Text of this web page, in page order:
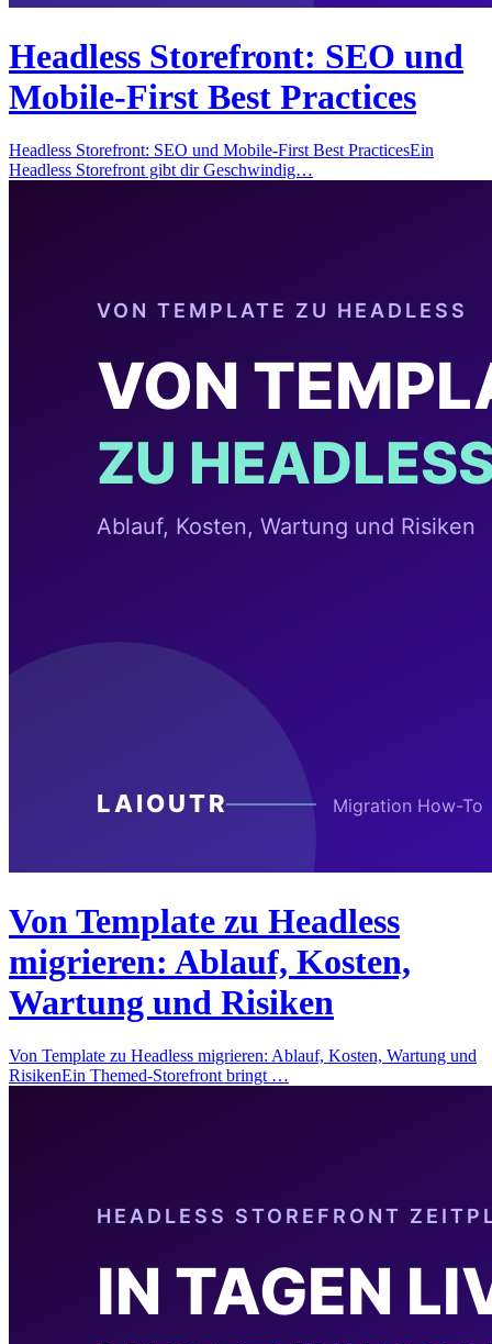
Headless Storefront: SEO und
Mobile-First Best Practices
Headless Storefront: SEO und Mobile-First Best PracticesEin
Headless Storefront gibt dir Geschwindig…
Von Template zu Headless
migrieren: Ablauf, Kosten,
Wartung und Risiken
Von Template zu Headless migrieren: Ablauf, Kosten, Wartung und
RisikenEin Themed-Storefront bringt …